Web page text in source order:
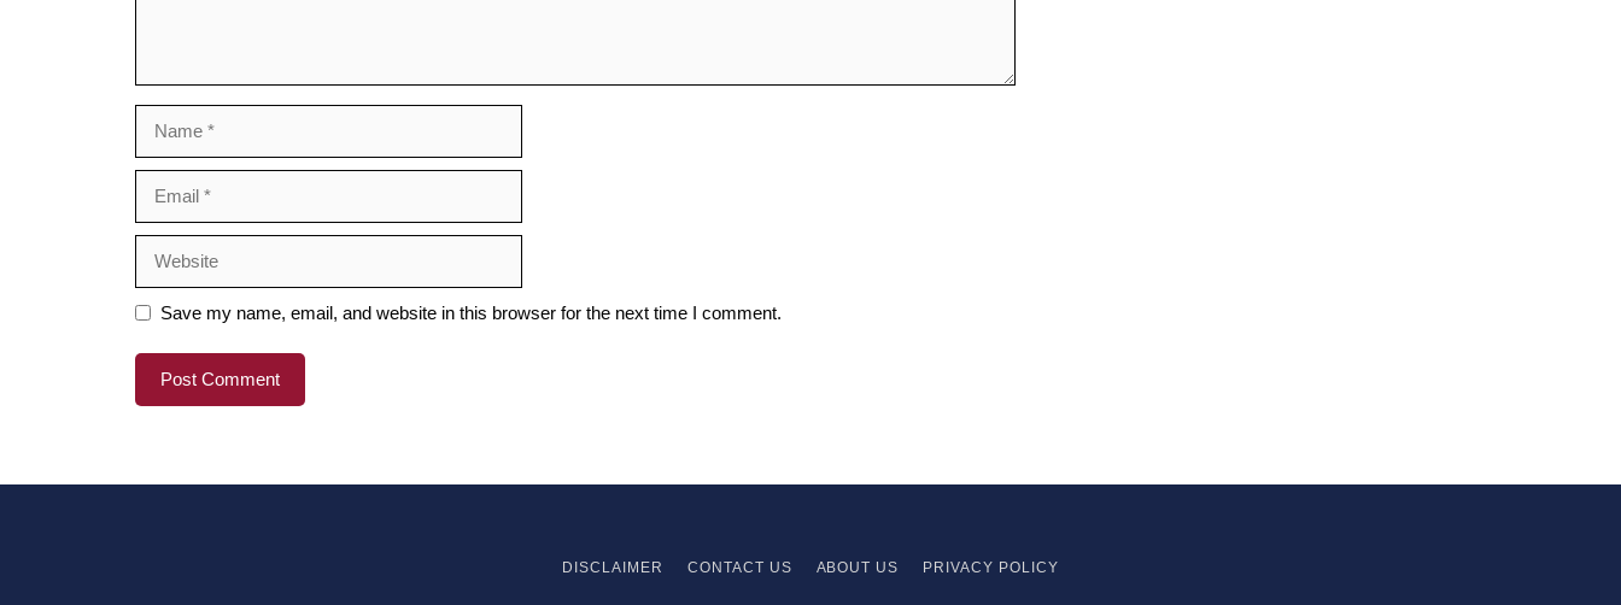
Save my name, email, and website in this browser for the next time I comment.
DISCLAIMER CONTACT US ABOUT US PRIVACY POLICY